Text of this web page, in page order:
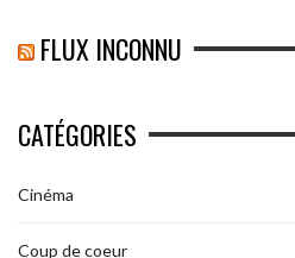
FLUX INCONNU
CATÉGORIES
Cinéma
Coup de coeur